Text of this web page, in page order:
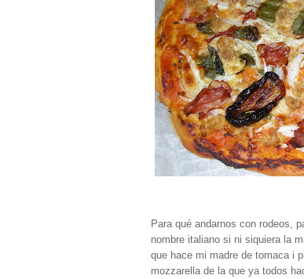
Para qué andarnos con rodeos,
nombre italiano si ni siquiera la
que hace mi madre de tomaca i
mozzarella de la que ya todos